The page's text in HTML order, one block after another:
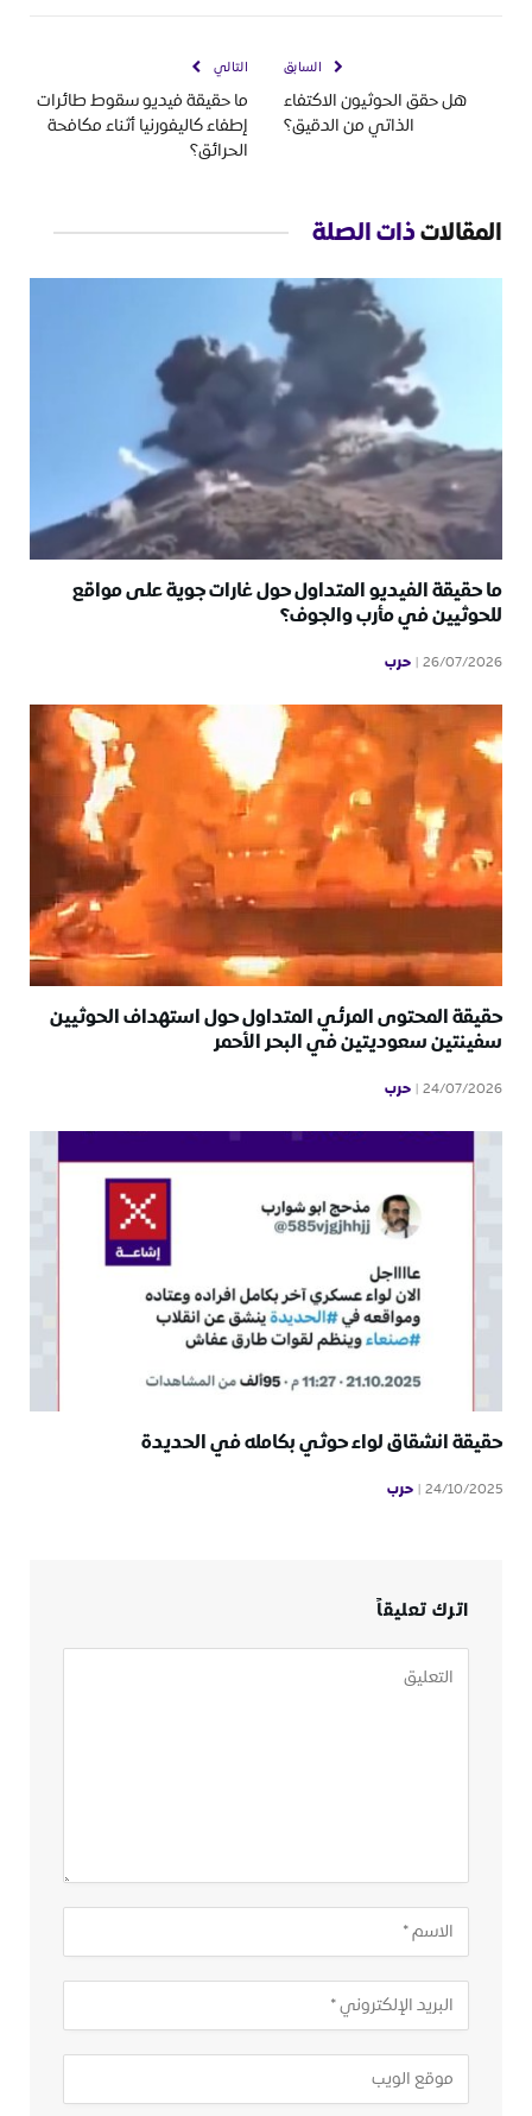
السابق
هل حقق الحوثيون الاكتفاء
الذاتي من الدقيق؟
التالي
ما حقيقة فيديو سقوط طائرات
إطفاء كاليفورنيا أثناء مكافحة
الحرائق؟
المقالاتذات الصلة
ما حقيقة الفيديو المتداول حول غارات جوية على مواقع
للحوثيين في مأرب والجوف؟
26/07/2026 حرب
حقيقة المحتوى المرئي المتداول حول استهداف الحوثيين
سفينتين سعوديتين في البحر الأحمر
24/07/2026 حرب
حقيقة انشقاق لواء حوثي بكامله في الحديدة
24/10/2025 حرب
اترك تعليقاً